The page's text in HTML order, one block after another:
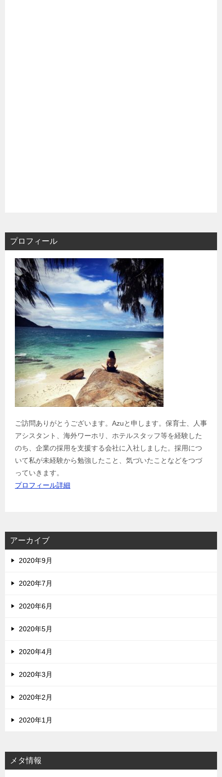
プロフィール
ご訪問ありがとうございます。Azuと申します。保育士、人事
アシスタント、海外ワーホリ、ホテルスタッフ等を経験した
のち、企業の採用を支援する会社に入社しました。採用につ
いて私が未経験から勉強したこと、気づいたことなどをつづ
っていきます。
プロフィール詳細
アーカイブ
2020年9月
2020年7月
2020年6月
2020年5月
2020年4月
2020年3月
2020年2月
2020年1月
メタ情報